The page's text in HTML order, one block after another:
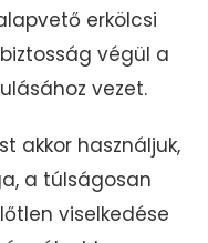
erkölcsi
végül a
vezet.
akkor használjuk,
a túlságosan
viselkedése